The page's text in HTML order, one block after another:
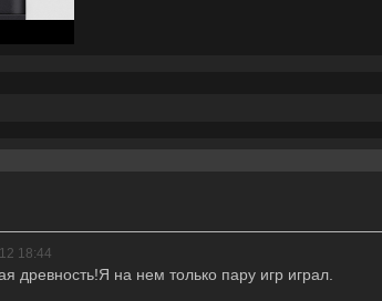
18:44
древность!Я на нем только пару игр играл.